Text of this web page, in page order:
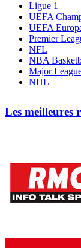
Ligue 1
UEFA
UEFA
Premier
NFL
NBA
Major
NHL
Les meilleures